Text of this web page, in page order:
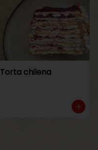
Torta chilena